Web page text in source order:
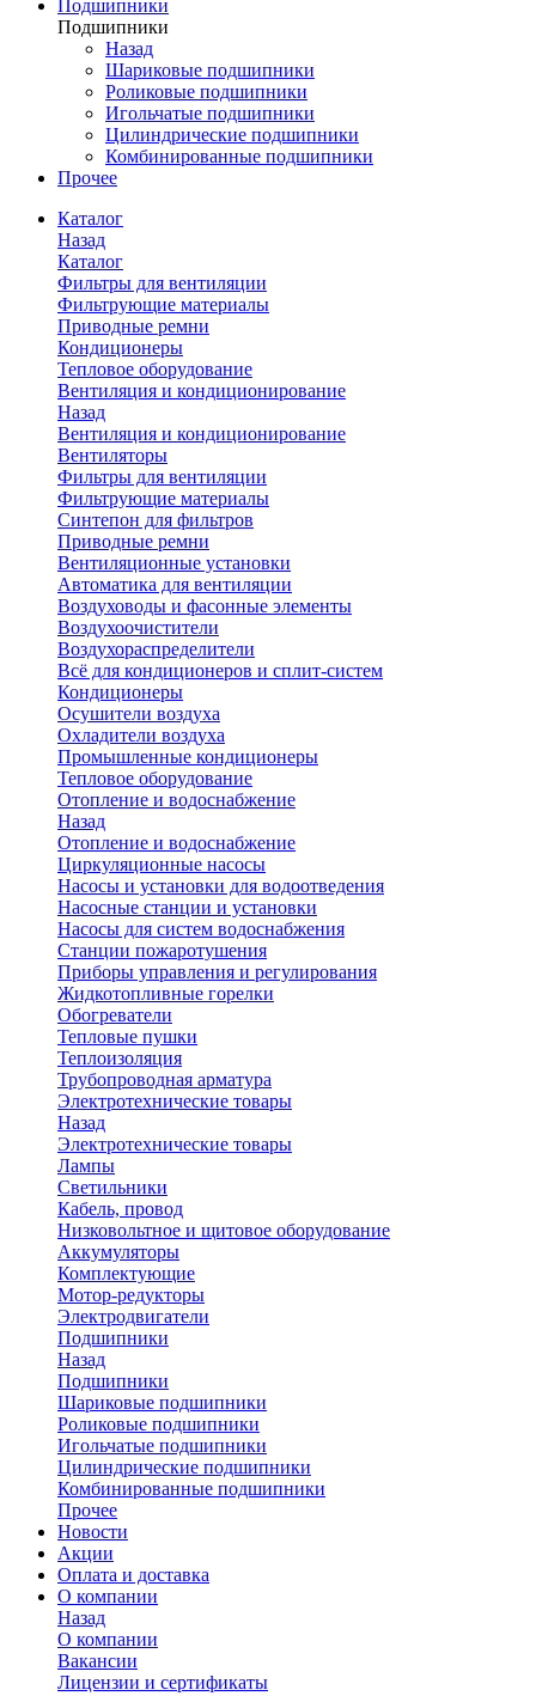
Подшипники
Подшипники
Назад
Шариковые подшипники
Роликовые подшипники
Игольчатые подшипники
Цилиндрические подшипники
Комбинированные подшипники
Прочее
Каталог
Назад
Каталог
Фильтры для вентиляции
Фильтрующие материалы
Приводные ремни
Кондиционеры
Тепловое оборудование
Вентиляция и кондиционирование
Назад
Вентиляция и кондиционирование
Вентиляторы
Фильтры для вентиляции
Фильтрующие материалы
Синтепон для фильтров
Приводные ремни
Вентиляционные установки
Автоматика для вентиляции
Воздуховоды и фасонные элементы
Воздухоочистители
Воздухораспределители
Всё для кондиционеров и сплит-систем
Кондиционеры
Осушители воздуха
Охладители воздуха
Промышленные кондиционеры
Тепловое оборудование
Отопление и водоснабжение
Назад
Отопление и водоснабжение
Циркуляционные насосы
Насосы и установки для водоотведения
Насосные станции и установки
Насосы для систем водоснабжения
Станции пожаротушения
Приборы управления и регулирования
Жидкотопливные горелки
Обогреватели
Тепловые пушки
Теплоизоляция
Трубопроводная арматура
Электротехнические товары
Назад
Электротехнические товары
Лампы
Светильники
Кабель, провод
Низковольтное и щитовое оборудование
Аккумуляторы
Комплектующие
Мотор-редукторы
Электродвигатели
Подшипники
Назад
Подшипники
Шариковые подшипники
Роликовые подшипники
Игольчатые подшипники
Цилиндрические подшипники
Комбинированные подшипники
Прочее
Новости
Акции
Оплата и доставка
О компании
Назад
О компании
Вакансии
Лицензии и сертификаты